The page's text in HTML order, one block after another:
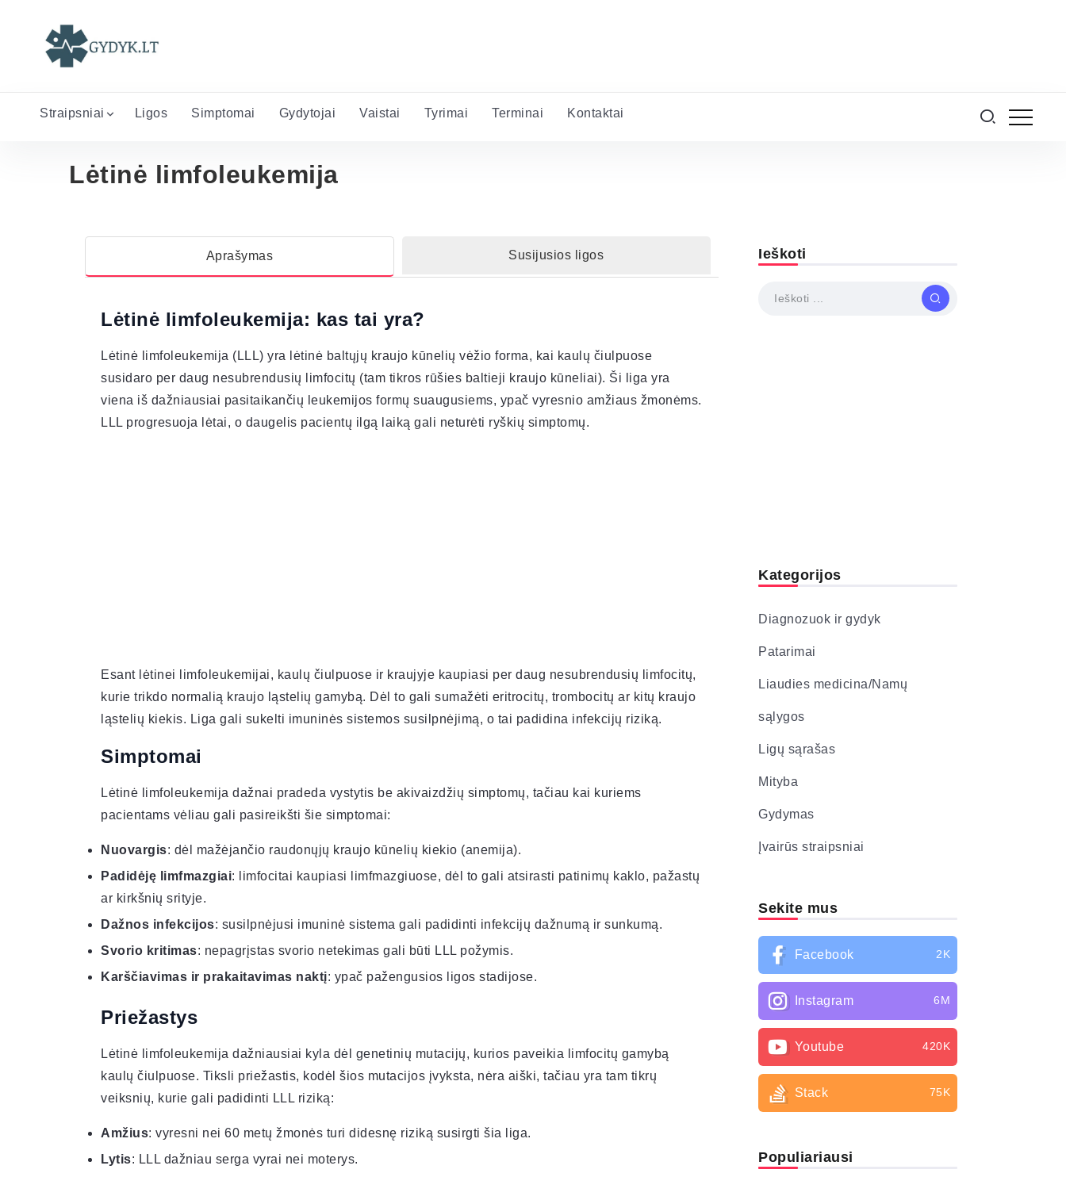
Straipsniai Ligos Simptomai Gydytojai Vaistai Tyrimai Terminai Kontaktai
Lėtinė limfoleukemija
Aprašymas Susijusios ligos
Lėtinė limfoleukemija: kas tai yra?
Lėtinė limfoleukemija (LLL) yra lėtinė baltųjų kraujo kūnelių vėžio forma, kai kaulų čiulpuose
susidaro per daug nesubrendusių limfocitų (tam tikros rūšies baltieji kraujo kūneliai). Ši liga yra
viena iš dažniausiai pasitaikančių leukemijos formų suaugusiems, ypač vyresnio amžiaus žmonėms.
LLL progresuoja lėtai, o daugelis pacientų ilgą laiką gali neturėti ryškių simptomų.
Esant lėtinei limfoleukemijai, kaulų čiulpuose ir kraujyje kaupiasi per daug nesubrendusių limfocitų,
kurie trikdo normalią kraujo ląstelių gamybą. Dėl to gali sumažėti eritrocitų, trombocitų ar kitų kraujo
ląstelių kiekis. Liga gali sukelti imuninės sistemos susilpnėjimą, o tai padidina infekcijų riziką.
Simptomai
Lėtinė limfoleukemija dažnai pradeda vystytis be akivaizdžių simptomų, tačiau kai kuriems
pacientams vėliau gali pasireikšti šie simptomai:
Nuovargis: dėl mažėjančio raudonųjų kraujo kūnelių kiekio (anemija).
Padidėję limfmazgiai: limfocitai kaupiasi limfmazgiuose, dėl to gali atsirasti patinimų kaklo, pažastų
ar kirkšnių srityje.
Dažnos infekcijos: susilpnėjusi imuninė sistema gali padidinti infekcijų dažnumą ir sunkumą.
Svorio kritimas: nepagrįstas svorio netekimas gali būti LLL požymis.
Karščiavimas ir prakaitavimas naktį: ypač pažengusios ligos stadijose.
Priežastys
Lėtinė limfoleukemija dažniausiai kyla dėl genetinių mutacijų, kurios paveikia limfocitų gamybą
kaulų čiulpuose. Tiksli priežastis, kodėl šios mutacijos įvyksta, nėra aiški, tačiau yra tam tikrų
veiksnių, kurie gali padidinti LLL riziką:
Amžius: vyresni nei 60 metų žmonės turi didesnę riziką susirgti šia liga.
Lytis: LLL dažniau serga vyrai nei moterys.
Ieškoti
Kategorijos
Diagnozuok ir gydyk
Patarimai
Liaudies medicina/Namų
sąlygos
Ligų sąrašas
Mityba
Gydymas
Įvairūs straipsniai
Sekite mus
Facebook 2K
Instagram 6M
Youtube 420K
Stack 75K
Populiariausi